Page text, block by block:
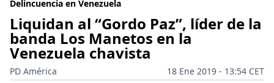
Delincuencia en Venezuela
Liquidan al “Gordo Paz”, líder de la
banda Los Manetos en la
Venezuela chavista
PD América
18 Ene 2019 - 13:54 CET